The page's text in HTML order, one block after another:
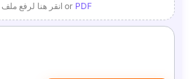
انقر هنا لرفع ملف or PDF